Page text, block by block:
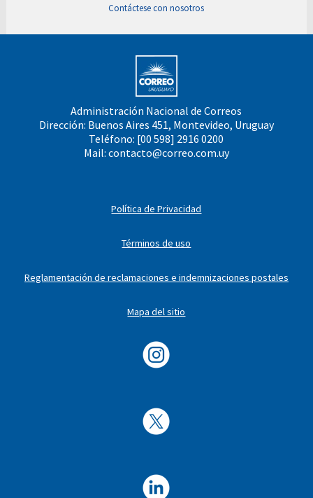
Contáctese con nosotros
Administración Nacional de Correos
Dirección: Buenos Aires 451, Montevideo, Uruguay
Teléfono: [00 598] 2916 0200
Mail: contacto@correo.com.uy
Política de Privacidad
Términos de uso
Reglamentación de reclamaciones e indemnizaciones postales
Mapa del sitio